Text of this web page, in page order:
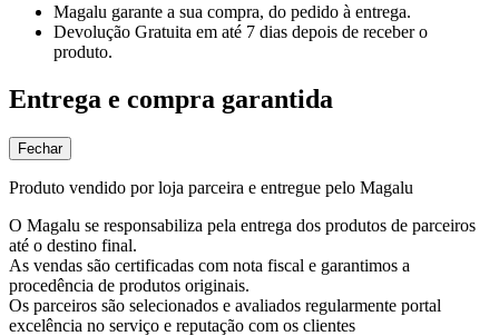
Magalu garante a sua compra, do pedido à entrega.
Devolução Gratuita em até 7 dias depois de receber o
produto.
Entrega e compra garantida
Fechar
Produto vendido por loja parceira e entregue pelo Magalu
O Magalu se responsabiliza pela entrega dos produtos de parceiros
até o destino final.
As vendas são certificadas com nota fiscal e garantimos a
procedência de produtos originais.
Os parceiros são selecionados e avaliados regularmente portal
excelência no serviço e reputação com os clientes